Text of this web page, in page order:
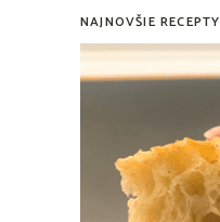
NAJNOVŠIE RECEPTY